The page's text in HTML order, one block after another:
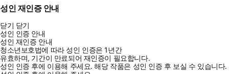
성인 재인증 안내
닫기 닫기
성인 인증 안내
성인 재인증 안내
청소년보호법에 따라 성인 인증은 1년간
유효하며, 기간이 만료되어 재인증이 필요합니다.
성인 인증 후에 이용해 주세요.해당 작품은 성인 인증 후 보실 수 있습니다.